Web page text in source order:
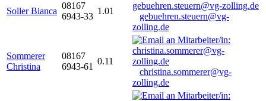
Soller Bianca
08167
6943-33
1.01
gebuehren.steuern@vg-
zolling.de
Sommerer
Christina
08167
6943-61
0.11
christina.sommerer@vg-
zolling.de